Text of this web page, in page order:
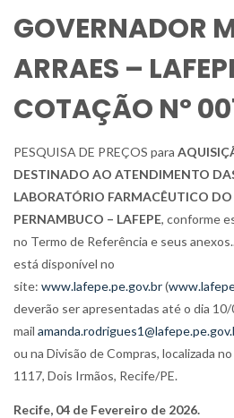
GOVERNADOR
ARRAES –
COTAÇÃO Nº
PESQUISA DE PREÇOS para
DESTINADO AO ATENDIMENTO
LABORATÓRIO FARMACÊUTICO
PERNAMBUCO – LAFEPE, conforme
no Termo de Referência e seus
está disponível no
site: www.lafepe.pe.gov.br(
deverão ser apresentadas até o dia
mail
ou na Divisão de Compras, localizada
1117, Dois Irmãos, Recife/PE.
Recife, 04 de Fevereiro de 2026.